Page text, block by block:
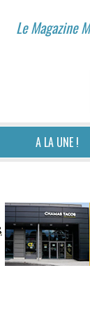
Le Magazine
A LA UNE !